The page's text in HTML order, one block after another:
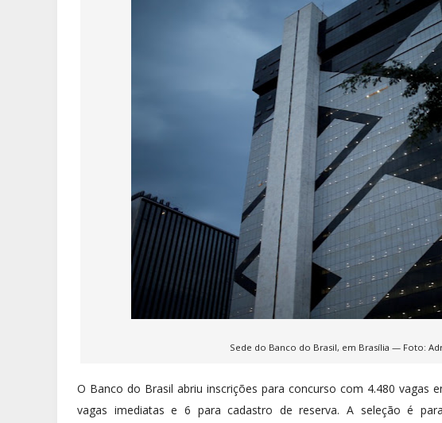
Sede do Banco do Brasil, em Brasília — Foto:
O Banco do Brasil abriu inscrições para concurso com 4.480
vagas imediatas e 6 para cadastro de reserva. A seleção é